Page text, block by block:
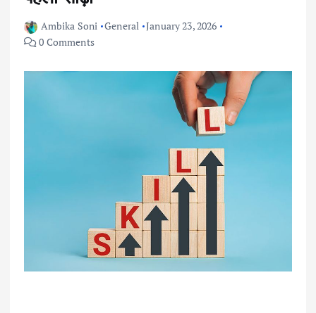
Ambika Soni General January 23, 2026
0 Comments